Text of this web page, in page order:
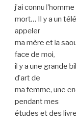
j’ai connu
mort… Il y a un
appeler
ma mère et la
face de moi,
il y a une grande
d’art de
ma femme, une
pendant mes
études et des